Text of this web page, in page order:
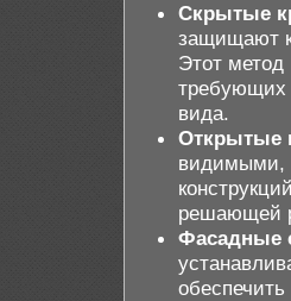
Скрытые
защищают
Этот метод
требующих
вида.
Открытые
видимыми,
решающей
Фасадные